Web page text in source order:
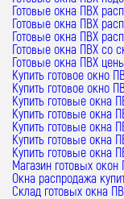
Готовые окна ПВХ
Готовые окна ПВХ
Готовые окна ПВХ
Готовые окна ПВХ со
Готовые окна ПВХ
Купить готовое окно
Купить готовое окно
Купить готовые окна
Купить готовые окна
Купить готовые окна
Купить готовые окна
Купить готовые окна
Магазин готовых окон
Окна распродажа
Склад готовых окна